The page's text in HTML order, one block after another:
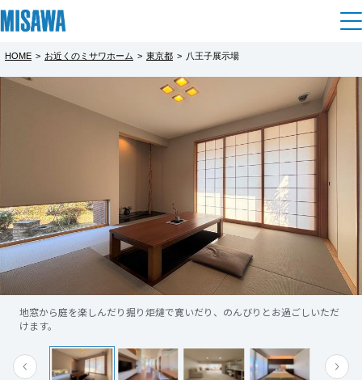
住まい
デザイン
テクノロジー（住まいの性能）
建築事例・建築実例
デザイナーズギャラリー
インテリア
賃貸住宅
賃貸併用住宅
店舗・各種施設
土地活用モデルルーム見学
土地活用実例
戸建て・マンション
ミサワリフォームとは
リフォームの流れ
リフォームメニュー
まちづくり
複合開発・投資開発
複合開発事業（ASMACI-アスマチ-）
再開発・官民連携事業
オーナーサポート
サポートメニュー
業・IR情報
HOME > お近くのミサワホーム > 東京都 > 八王子展示場
地窓から庭を楽しんだり掘り炬燵で寛いだり、のんびりとお過ごしいただ
けます。
都道府県を選択
東北
青森県
岩手県